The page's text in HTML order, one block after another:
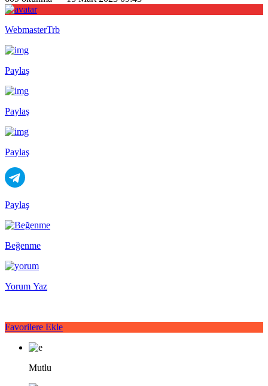
WebmasterTrb
Paylaş
Paylaş
Paylaş
Paylaş
Beğenme
Yorum Yaz
Favorilere Ekle
Mutlu